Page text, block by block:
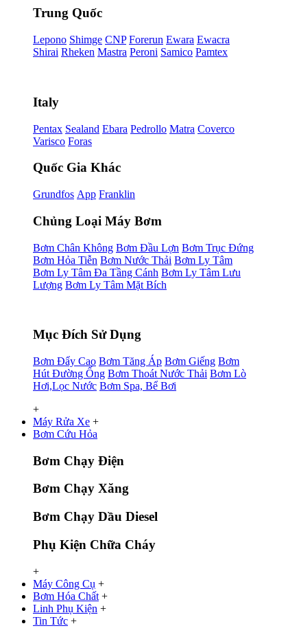
Trung Quốc
Lepono Shimge CNP Forerun Ewara Ewacra
Shirai Rheken Mastra Peroni Samico Pamtex
Italy
Pentax Sealand Ebara Pedrollo Matra Coverco
Varisco Foras
Quốc Gia Khác
Grundfos App Franklin
Chủng Loại Máy Bơm
Bơm Chân Không Bơm Đầu Lợn Bơm Trục Đứng
Bơm Hỏa Tiễn Bơm Nước Thải Bơm Ly Tâm
Bơm Ly Tâm Đa Tầng Cánh Bơm Ly Tâm Lưu
Lượng Bơm Ly Tâm Mặt Bích
Mục Đích Sử Dụng
Bơm Đẩy Cao Bơm Tăng Áp Bơm Giếng Bơm
Hút Đường Ống Bơm Thoát Nước Thải Bơm Lò
Hơi,Lọc Nước Bơm Spa, Bể Bơi
+
Máy Rửa Xe +
Bơm Cứu Hỏa
Bơm Chạy Điện
Bơm Chạy Xăng
Bơm Chạy Dầu Diesel
Phụ Kiện Chữa Cháy
+
Máy Công Cụ +
Bơm Hóa Chất +
Linh Phụ Kiện +
Tin Tức +